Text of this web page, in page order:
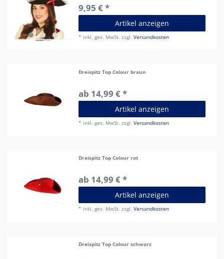
9,95 € *
Artikel anzeigen
* inkl. ges. MwSt. zzgl.Versandkosten
Dreispitz Top Colour braun
ab 14,99 € *
Artikel anzeigen
* inkl. ges. MwSt. zzgl.Versandkosten
Dreispitz Top Colour rot
ab 14,99 € *
Artikel anzeigen
* inkl. ges. MwSt. zzgl.Versandkosten
Dreispitz Top Colour schwarz